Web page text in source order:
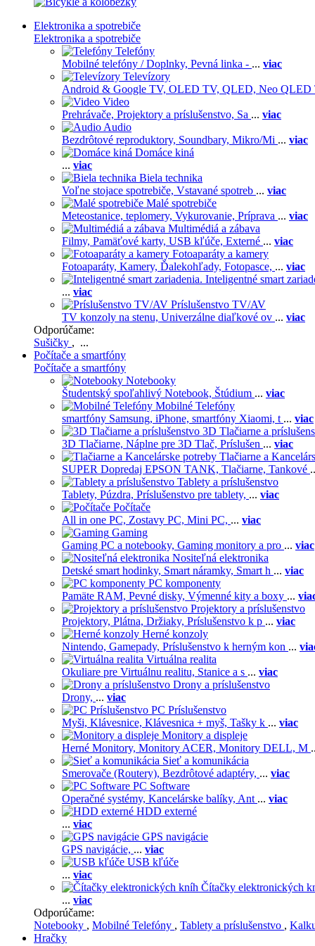
Elektronika a spotrebiče
Elektronika a spotrebiče
Telefóny
Mobilné telefóny / Doplnky, Pevná linka - ... viac
Televízory
Android & Google TV, OLED TV, QLED, Neo QLED
Video
Prehrávače, Projektory a príslušenstvo, Sa ... viac
Audio
Bezdrôtové reproduktory, Soundbary, Mikro/Mi ... viac
Domáce kiná
... viac
Biela technika
Voľne stojace spotrebiče, Vstavané spotreb ... viac
Malé spotrebiče
Meteostanice, teplomery, Vykurovanie, Príprava ... viac
Multimédiá a zábava
Filmy, Pamäťové karty, USB kľúče, Externé ... viac
Fotoaparáty a kamery
Fotoaparáty, Kamery, Ďalekohľady, Fotopasce, ... viac
Inteligentné smart
... viac
Príslušenstvo TV/AV
TV konzoly na stenu, Univerzálne diaľkové ov ... viac
Odporúčame:
Sušičky , ...
Počítače a smartfóny
Počítače a smartfóny
Notebooky
Študentský spoľahlivý Notebook, Štúdium ... viac
Mobilné Telefóny
smartfóny Samsung, iPhone, smartfóny Xiaomi, t ... viac
3D Tlačiarne a
3D Tlačiarne, Náplne pre 3D Tlač, Príslušen ... viac
Tlačiarne a
SUPER Dopredaj EPSON TANK, Tlačiarne, Tankové
Tablety a príslušenstvo
Tablety, Púzdra, Príslušenstvo pre tablety, ... viac
Počítače
All in one PC, Zostavy PC, Mini PC, ... viac
Gaming
Gaming PC a notebooky, Gaming monitory a pro ... viac
Nositeľná elektronika
Detské smart hodinky, Smart náramky, Smart h ... viac
PC komponenty
Pamäte RAM, Pevné disky, Výmenné kity a boxy ...
Projektory a príslušenstvo
Projektory, Plátna, Držiaky, Príslušenstvo k p ... viac
Herné konzoly
Nintendo, Gamepady, Príslušenstvo k herným kon ...
Virtuálna realita
Okuliare pre Virtuálnu realitu, Stanice a s ... viac
Drony a príslušenstvo
Drony, ... viac
PC Príslušenstvo
Myši, Klávesnice, Klávesnica + myš, Tašky k ... viac
Monitory a displeje
Herné Monitory, Monitory ACER, Monitory DELL, M
Sieť a komunikácia
Smerovače (Routery), Bezdrôtové adaptéry, ... viac
PC Software
Operačné systémy, Kancelárske balíky, Ant ... viac
HDD externé
... viac
GPS navigácie
GPS navigácie, ... viac
USB kľúče
... viac
Čítačky elektronických
... viac
Odporúčame:
Notebooky , Mobilné Telefóny , Tablety a príslušenstvo ,
Hračky